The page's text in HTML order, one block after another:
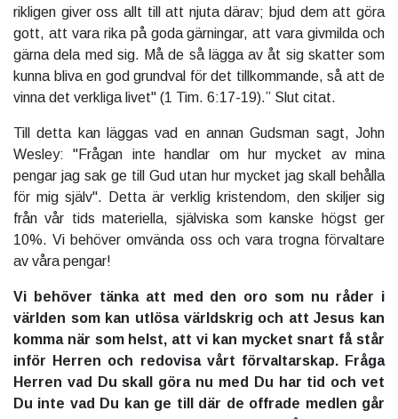
rikligen giver oss allt till att njuta därav; bjud dem att göra
gott, att vara rika på goda gärningar, att vara givmilda och
gärna dela med sig. Må de så lägga av åt sig skatter som
kunna bliva en god grundval för det tillkommande, så att de
vinna det verkliga livet" (1 Tim. 6:17-19).” Slut citat.
Till detta kan läggas vad en annan Gudsman sagt, John
Wesley: "Frågan inte handlar om hur mycket av mina
pengar jag sak ge till Gud utan hur mycket jag skall behålla
för mig själv". Detta är verklig kristendom, den skiljer sig
från vår tids materiella, själviska som kanske högst ger
10%. Vi behöver omvända oss och vara trogna förvaltare
av våra pengar!
Vi behöver tänka att med den oro som nu råder i
världen som kan utlösa världskrig och att Jesus kan
komma när som helst, att vi kan mycket snart få står
inför Herren och redovisa vårt förvaltarskap. Fråga
Herren vad Du skall göra nu med Du har tid och vet
Du inte vad Du kan ge till där de offrade medlen går